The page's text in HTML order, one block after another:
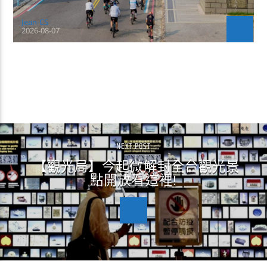
Jean-CS
2026-08-07
NEXT POST
【觀光局】今起微解封全台觀光景
點開放看這裡!